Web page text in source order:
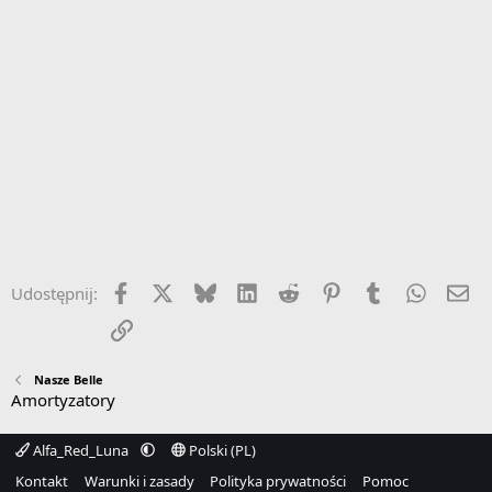
Udostępnij: Facebook Bluesky LinkedInReddit PinterestTumblr
Link
Nasze Belle
Amortyzatory
Alfa_Red_Luna
Polski (PL)
Kontakt
Warunki i zasady Polityka prywatności
Pomoc